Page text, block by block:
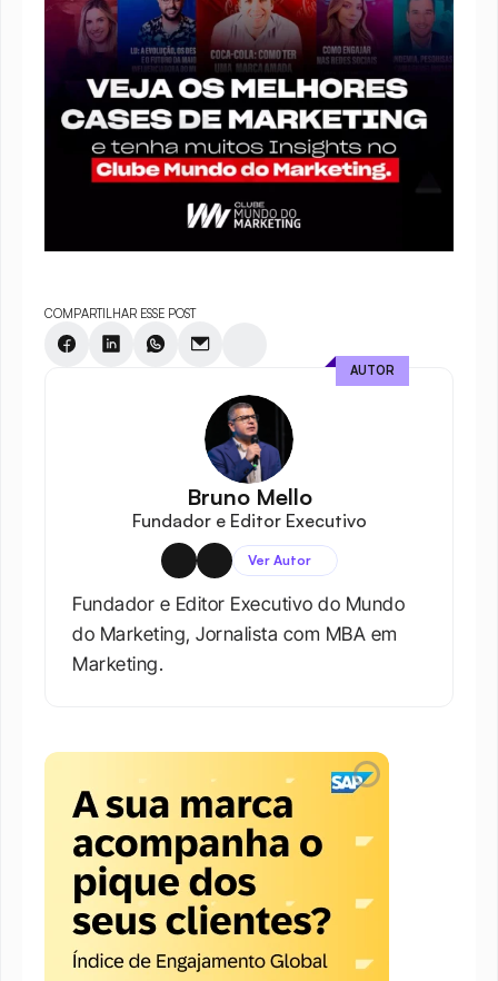
COMPARTILHAR ESSE POST
Bruno Mello
Fundador e Editor Executivo
Ver Autor
Fundador e Editor Executivo do Mundo
do Marketing, Jornalista com MBA em
Marketing.
AUTOR